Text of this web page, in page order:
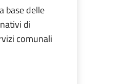
base delle
di
comunali